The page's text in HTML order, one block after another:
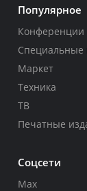
Популярное
Конференции
Специальные
Маркет
Техника
ТВ
Печатные
Соцсети
Max